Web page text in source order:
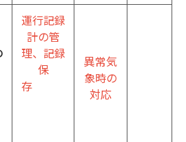
運行記録
計の管
理、記録
保
存
異常気
象時の
対応